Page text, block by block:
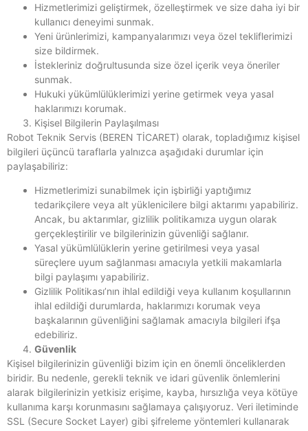
Hizmetlerimizi geliştirmek, özelleştirmek ve size daha iyi bir
kullanıcı deneyimi sunmak.
Yeni ürünlerimizi, kampanyalarımızı veya özel tekliflerimizi
size bildirmek.
İstekleriniz doğrultusunda size özel içerik veya öneriler
sunmak.
Hukuki yükümlülüklerimizi yerine getirmek veya yasal
haklarımızı korumak.
Kişisel Bilgilerin Paylaşılması
Robot Teknik Servis (BEREN TİCARET) olarak, topladığımız kişisel
bilgileri üçüncü taraflarla yalnızca aşağıdaki durumlar için
paylaşabiliriz:
Hizmetlerimizi sunabilmek için işbirliği yaptığımız
tedarikçilere veya alt yüklenicilere bilgi aktarımı yapabiliriz.
Ancak, bu aktarımlar, gizlilik politikamıza uygun olarak
gerçekleştirilir ve bilgilerinizin güvenliği sağlanır.
Yasal yükümlülüklerin yerine getirilmesi veya yasal
süreçlere uyum sağlanması amacıyla yetkili makamlarla
bilgi paylaşımı yapabiliriz.
Gizlilik Politikası’nın ihlal edildiği veya kullanım koşullarının
ihlal edildiği durumlarda, haklarımızı korumak veya
başkalarının güvenliğini sağlamak amacıyla bilgileri ifşa
edebiliriz.
Güvenlik
Kişisel bilgilerinizin güvenliği bizim için en önemli önceliklerden
biridir. Bu nedenle, gerekli teknik ve idari güvenlik önlemlerini
alarak bilgilerinizin yetkisiz erişime, kayba, hırsızlığa veya kötüye
kullanıma karşı korunmasını sağlamaya çalışıyoruz. Veri iletiminde
SSL (Secure Socket Layer) gibi şifreleme yöntemleri kullanarak